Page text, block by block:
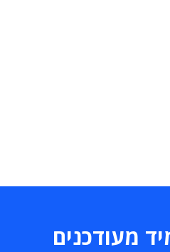
מעודכנים